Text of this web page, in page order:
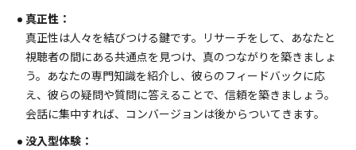
真正性：
真正性は人々を結びつける鍵です。リサーチをして、あなたと
視聴者の間にある共通点を見つけ、真のつながりを築きましょ
う。あなたの専門知識を紹介し、彼らのフィードバックに応
え、彼らの疑問や質問に答えることで、信頼を築きましょう。
会話に集中すれば、コンバージョンは後からついてきます。
没入型体験：